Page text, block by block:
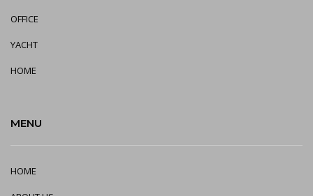
OFFICE
YACHT
HOME
MENU
HOME